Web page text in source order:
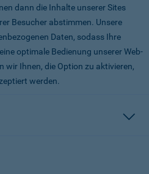
dann die Inhalte unserer Sites
Besucher abstimmen. Unsere
Daten, sodass Ihre
optimale Bedienung unserer Web-
wir Ihnen, die Option zu aktivieren,
werden.